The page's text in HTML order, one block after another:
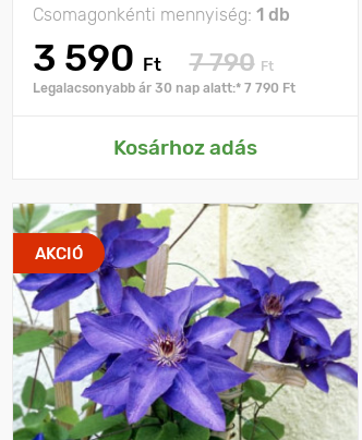
Csomagonkénti mennyiség: 1 db
3 590 Ft 7 790
Ft
Legalacsonyabb ár 30 nap alatt:* 7 790 Ft
Kosárhoz adás
AKCIÓ